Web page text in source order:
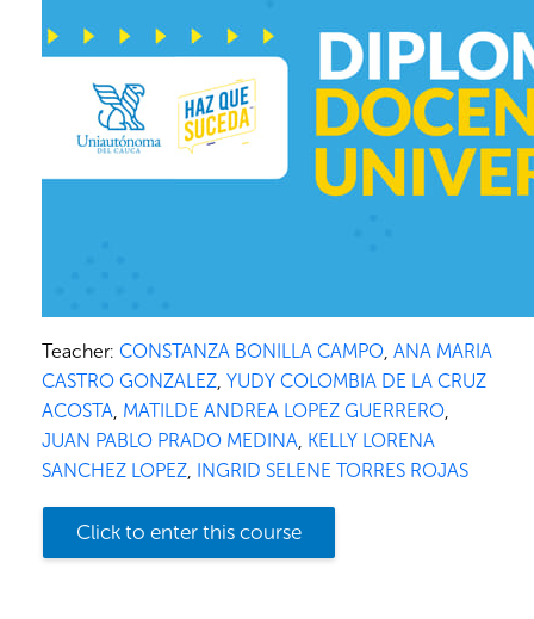
Teacher: CONSTANZA BONILLA CAMPO, ANA MARIA
CASTRO GONZALEZ, YUDY COLOMBIA DE LA CRUZ
ACOSTA, MATILDE ANDREA LOPEZ GUERRERO,
JUAN PABLO PRADO MEDINA, KELLY LORENA
SANCHEZ LOPEZ, INGRID SELENE TORRES ROJAS
Click to enter this course